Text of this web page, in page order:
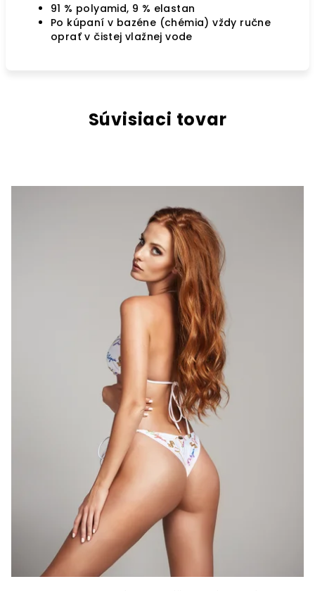
91 % polyamid, 9 % elastan
Po kúpaní v bazéne (chémia) vždy ručne
oprať v čistej vlažnej vode
Súvisiaci tovar